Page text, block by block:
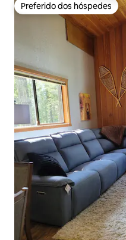
Preferido dos hóspedes
Preferido dos hóspedes